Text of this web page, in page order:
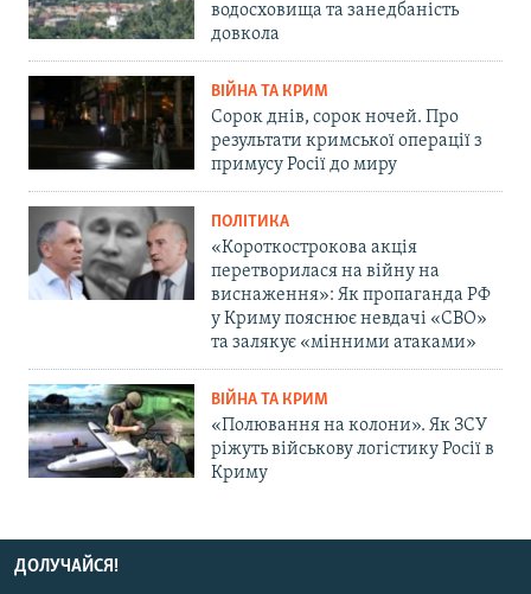
водосховища та занедбаність
довкола
ВІЙНА ТА КРИМ
Сорок днів, сорок ночей. Про
результати кримської операції з
примусу Росії до миру
ПОЛІТИКА
«Короткострокова акція
перетворилася на війну на
виснаження»: Як пропаганда РФ
у Криму пояснює невдачі «СВО»
та залякує «мінними атаками»
ВІЙНА ТА КРИМ
«Полювання на колони». Як ЗСУ
ріжуть військову логістику Росії в
Криму
ДОЛУЧАЙСЯ!